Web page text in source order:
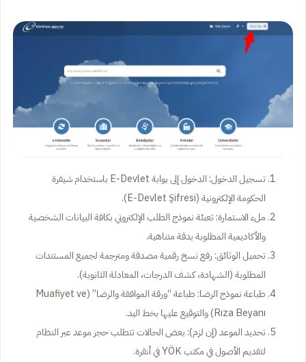
تسجيل الدخول: الدخول إلى بوابة E-Devlet باستخدام شيفرة
الحكومة الإلكترونية (E-Devlet Şifresi).
ملء الاستمارة: تعبئة نموذج الطلب الإلكتروني بكافة البيانات الشخصية
والأكاديمية المطلوبة بدقة متناهية.
تحميل الوثائق: رفع نسخ رقمية مصدقة ومترجمة لجميع المستندات
المطلوبة (الشهادة، كشف الدرجات، المعادلة الثانوية).
طباعة نموذج الرضا: طباعة “ورقة الموافقة والرضا” (Muafiyet ve
Rıza Beyanı) والتوقيع عليها بخط اليد.
تحديد الموعد (إن لزم): بعض الحالات تتطلب حجز موعد عبر النظام
لتقديم الأصول في مكتب YÖK في أنقرة.